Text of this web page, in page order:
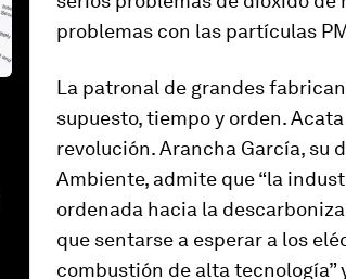
problemas con las partículas
La patronal de grandes
supuesto, tiempo y orden.
revolución. Arancha García, su
Ambiente, admite que “la
ordenada hacia la
que sentarse a esperar a los
combustión de alta tecnología”